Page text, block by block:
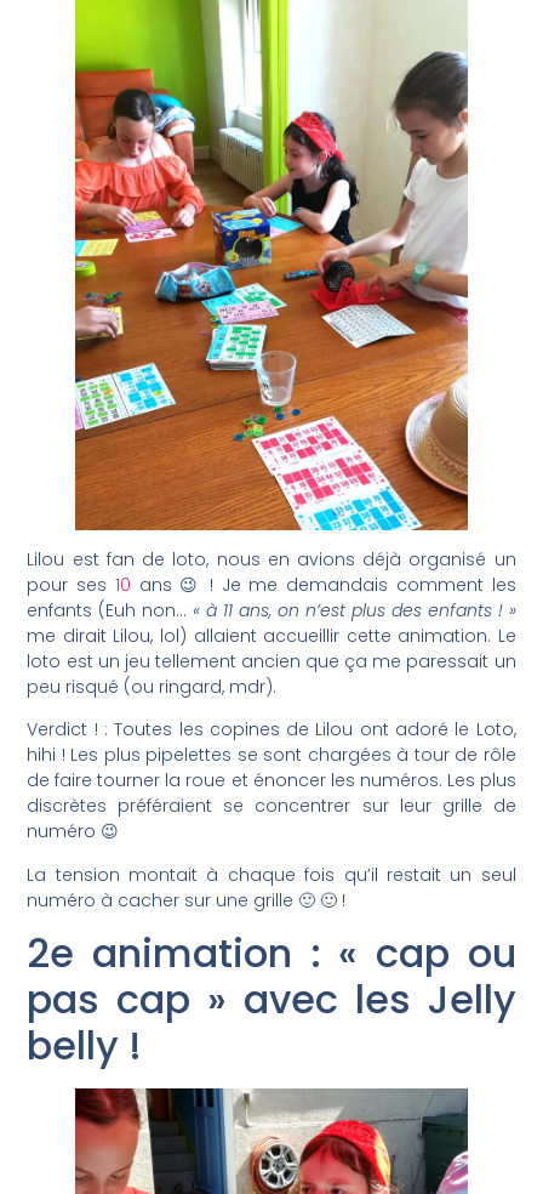
Lilou est fan de loto, nous en avions déjà organisé un
pour ses 10 ans 😉 ! Je me demandais comment les
enfants (Euh non…« à 11 ans, on n’est plus des enfants ! »
me dirait Lilou, lol) allaient accueillir cette animation. Le
loto est un jeu tellement ancien que ça me paressait un
peu risqué (ou ringard, mdr).
Verdict ! : Toutes les copines de Lilou ont adoré le Loto,
hihi ! Les plus pipelettes se sont chargées à tour de rôle
de faire tourner la roue et énoncer les numéros. Les plus
discrètes préféraient se concentrer sur leur grille de
numéro 😉
La tension montait à chaque fois qu’il restait un seul
numéro à cacher sur une grille 🙂 🙂 !
2e animation : « cap ou
pas cap » avec les Jelly
belly !